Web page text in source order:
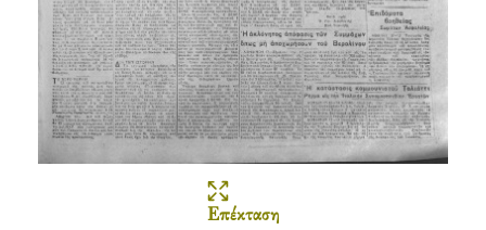
Επέκταση